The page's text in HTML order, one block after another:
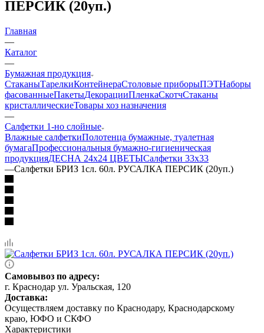
ПЕРСИК (20уп.)
Главная
—
Каталог
—
Бумажная продукция
СтаканыТарелкиКонтейнераСтоловые приборыПЭТНаборы
фасованныеПакетыДекорацииПленкаСкотчСтаканы
кристаллическиеТовары хоз назначения
—
Салфетки 1-но слойные
Влажные салфеткиПолотенца бумажные, туалетная
бумагаПрофессиональныя бумажно-гигиеническая
продукцияДЕСНА 24х24 ЦВЕТЫСалфетки 33х33
—Салфетки БРИЗ 1сл. 60л. РУСАЛКА ПЕРСИК (20уп.)
Самовывоз по адресу:
г. Краснодар ул. Уральская, 120
Доставка:
Осуществляем доставку по Краснодару, Краснодарскому
краю, ЮФО и СКФО
Характеристики